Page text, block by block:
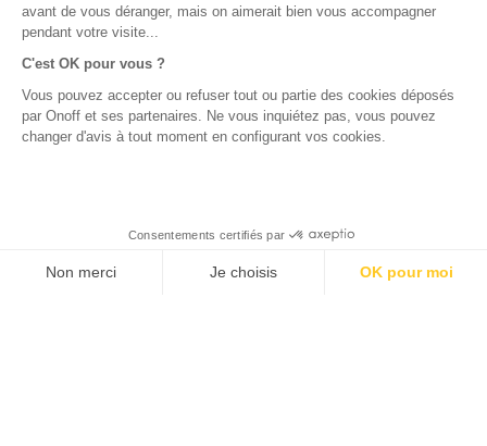
avant de vous déranger, mais on aimerait bien vous accompagner
pendant votre visite...
C'est OK pour vous ?
Vous pouvez accepter ou refuser tout ou partie des cookies déposés
par Onoff et ses partenaires. Ne vous inquiétez pas, vous pouvez
changer d'avis à tout moment en configurant vos cookies.
Consentements certifiés par
Non merci Je choisis OK pour moi
Politique de confidentialité
Conditions générales d’utilisation